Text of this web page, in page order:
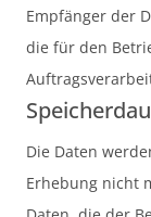
Empfänger der
die für den
Die Daten
Erhebung nicht